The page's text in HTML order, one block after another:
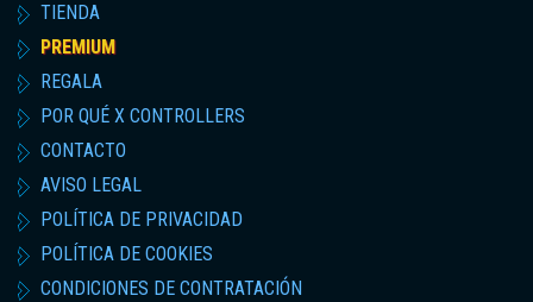
TIENDA
PREMIUM
REGALA
POR QUÉ X CONTROLLERS
CONTACTO
AVISO LEGAL
POLÍTICA DE PRIVACIDAD
POLÍTICA DE COOKIES
CONDICIONES DE CONTRATACIÓN